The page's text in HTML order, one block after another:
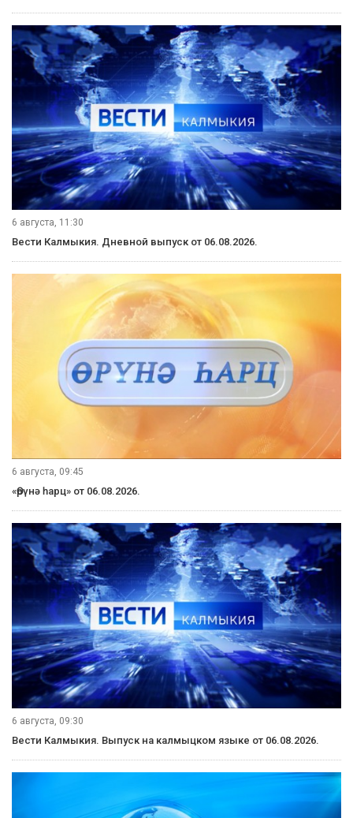
6 августа, 11:30
Вести Калмыкия. Дневной выпуск от 06.08.2026.
6 августа, 09:45
«Өрүнә һарц» от 06.08.2026.
6 августа, 09:30
Вести Калмыкия. Выпуск на калмыцком языке от 06.08.2026.